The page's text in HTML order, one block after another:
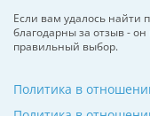
Если вам удалось найти
благодарны за отзыв -
правильный выбор.
Политика в